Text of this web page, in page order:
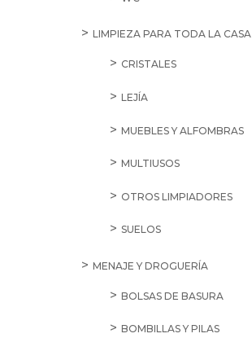
LIMPIEZA PARA TODA LA CASA
CRISTALES
LEJÍA
MUEBLES Y ALFOMBRAS
MULTIUSOS
OTROS LIMPIADORES
SUELOS
MENAJE Y DROGUERÍA
BOLSAS DE BASURA
BOMBILLAS Y PILAS